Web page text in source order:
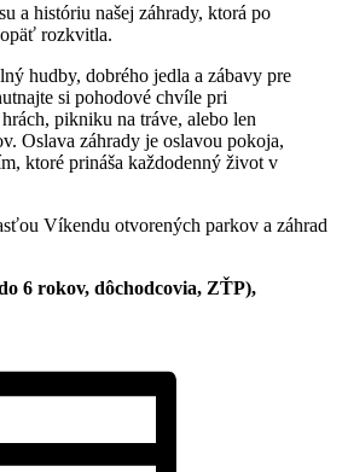
a históriu našej záhrady, ktorá po
rozkvitla.
hudby, dobrého jedla a zábavy pre
si pohodové chvíle pri
pikniku na tráve, alebo len
Oslava záhrady je oslavou pokoja,
ktoré prináša každodenný život v
Víkendu otvorených parkov a záhrad
6 rokov, dôchodcovia, ZŤP),